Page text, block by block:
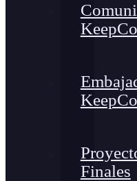
Finales